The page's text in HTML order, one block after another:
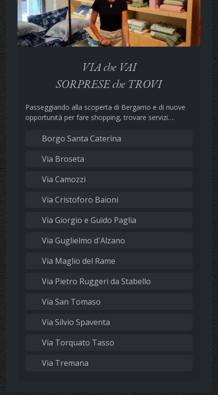
VIA che VAI
SORPRESE che TROVI
Passeggiando alla scoperta di Bergamo e di nuove
opportunità per fare shopping, trovare servizi….
Borgo Santa Caterina
Via Broseta
Via Camozzi
Via Cristoforo Baioni
Via Giorgio e Guido Paglia
Via Guglielmo d'Alzano
Via Maglio del Rame
Via Pietro Ruggeri da Stabello
Via San Tomaso
Via Silvio Spaventa
Via Torquato Tasso
Via Tremana